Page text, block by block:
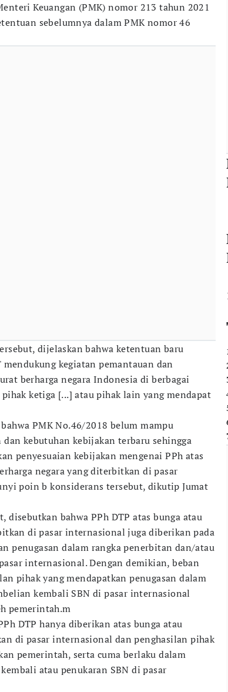
Keuangan (PMK) nomor 213 tahun 2021
sebelumnya dalam PMK nomor 46
dijelaskan bahwa ketentuan baru
kegiatan pemantauan dan
berharga negara Indonesia di berbagai
ketiga [...] atau pihak lain yang mendapat
PMK No.46/2018 belum mampu
kebutuhan kebijakan terbaru sehingga
penyesuaian kebijakan mengenai PPh atas
negara yang diterbitkan di pasar
poin b konsiderans tersebut, dikutip Jumat
disebutkan bahwa PPh DTP atas bunga atau
di pasar internasional juga diberikan pada
penugasan dalam rangka penerbitan dan/atau
internasional. Dengan demikian, beban
pihak yang mendapatkan penugasan dalam
kembali SBN di pasar internasional
pemerintah.m
DTP hanya diberikan atas bunga atau
di pasar internasional dan penghasilan pihak
pemerintah, serta cuma berlaku dalam
atau penukaran SBN di pasar